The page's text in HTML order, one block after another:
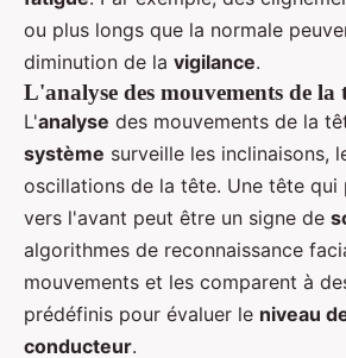
ou plus longs que la normale
diminution de la vigilance.
L'analyse des mouvements de la
L'analyse des mouvements de la
système surveille les inclinaisons,
oscillations de la tête. Une tête qui
vers l'avant peut être un signe de
algorithmes de reconnaissance
mouvements et les comparent à
prédéfinis pour évaluer le niveau
conducteur.